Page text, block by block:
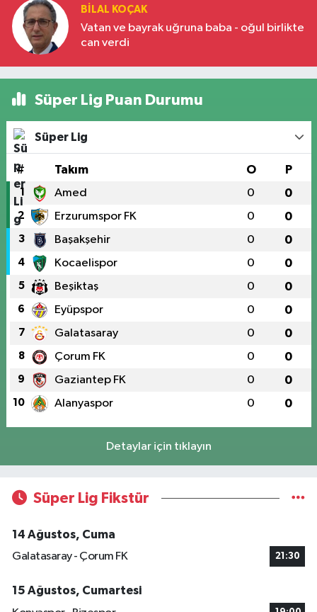
BILAL KOÇAK
Vatan ve bayrak uğruna baba - oğul birlikte
can verdi
Süper Lig Puan Durumu
Süper Lig
# Takım O P
1 Amed 0 0
2 Erzurumspor FK 0 0
3 Başakşehir 0 0
4 Kocaelispor 0 0
5 Beşiktaş 0 0
6 Eyüpspor 0 0
7 Galatasaray 0 0
8 Çorum FK 0 0
9 Gaziantep FK 0 0
10 Alanyaspor 0 0
Detaylar için tıklayın
Süper Lig Fikstür
14 Ağustos, Cuma
Galatasaray - Çorum FK
21:30
15 Ağustos, Cumartesi